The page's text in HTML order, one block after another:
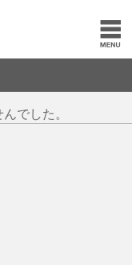
でした。